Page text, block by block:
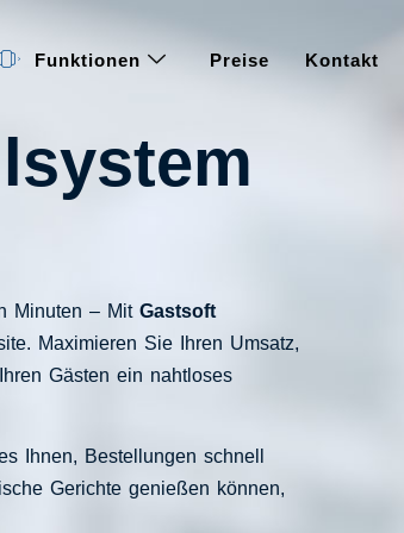
Funktionen Preise Kontakt
Minuten – Mit Gastsoft
Maximieren Sie Ihren Umsatz,
Gästen ein nahtloses
Ihnen, Bestellungen schnell
Gerichte genießen können,